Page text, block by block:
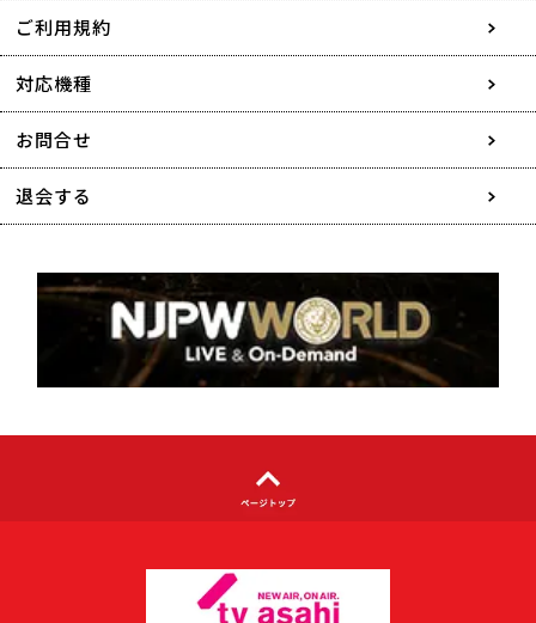
会社情報
採用情報
協賛・広告媒体のご案内
特定商取引に関する表記
著作権について
利用者情報の外部送信について
ご利用規約
対応機種
お問合せ
退会する